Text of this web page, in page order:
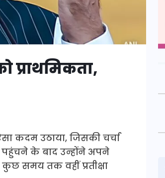
प्राथमिकता,
कदम उठाया, जिसकी चर्चा
पहुंचने के बाद उन्होंने अपने
समय तक वहीं प्रतीक्षा